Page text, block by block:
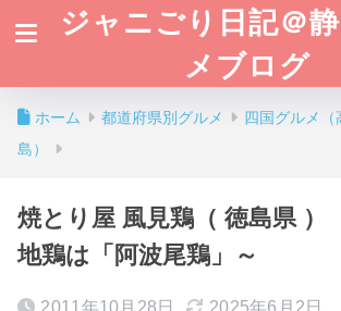
ジャニごり日記＠
メブログ
ホーム 都道府県別グルメ
四国グルメ（
島）
焼とり屋 風見鶏（ 徳島県
地鶏は「阿波尾鶏」～
2011年10月28日 2025年6月2日